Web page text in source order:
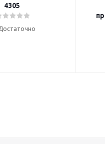
4305
Достаточно